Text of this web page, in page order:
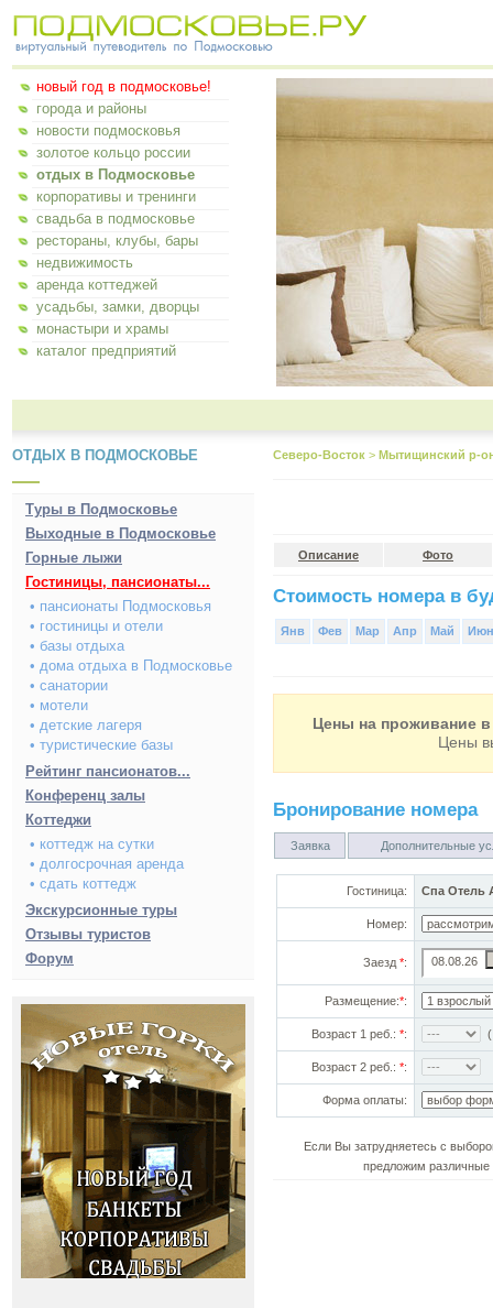
новый год в подмосковье!
города и районы
новости подмосковья
золотое кольцо россии
отдых в Подмосковье
корпоративы и тренинги
свадьба в подмосковье
рестораны, клубы, бары
недвижимость
аренда коттеджей
усадьбы, замки, дворцы
монастыри и храмы
каталог предприятий
ОТДЫХ В ПОДМОСКОВЬЕ
Туры в Подмосковье
Выходные в Подмосковье
Горные лыжи
Гостиницы, пансионаты...
• пансионаты Подмосковья
• гостиницы и отели
• базы отдыха
• дома отдыха в Подмосковье
• санатории
• мотели
• детские лагеря
• туристические базы
Рейтинг пансионатов...
Конференц залы
Коттеджи
• коттедж на сутки
• долгосрочная аренда
• сдать коттедж
Экскурсионные туры
Отзывы туристов
Форум
Северо-Восток > Мытищинский р-
Описание Фото
Стоимость номера в
Янв Фев Мар Апр Май Июн
Цены на проживание в
Цены
Бронирование номера
Заявка Дополнительные
Гостиница: Спа Отель
Номер:
Заезд *:
Размещение:*:
Возраст 1 реб.: *:
Возраст 2 реб.: *:
Форма оплаты:
Если Вы затрудняетесь с
предложим различные